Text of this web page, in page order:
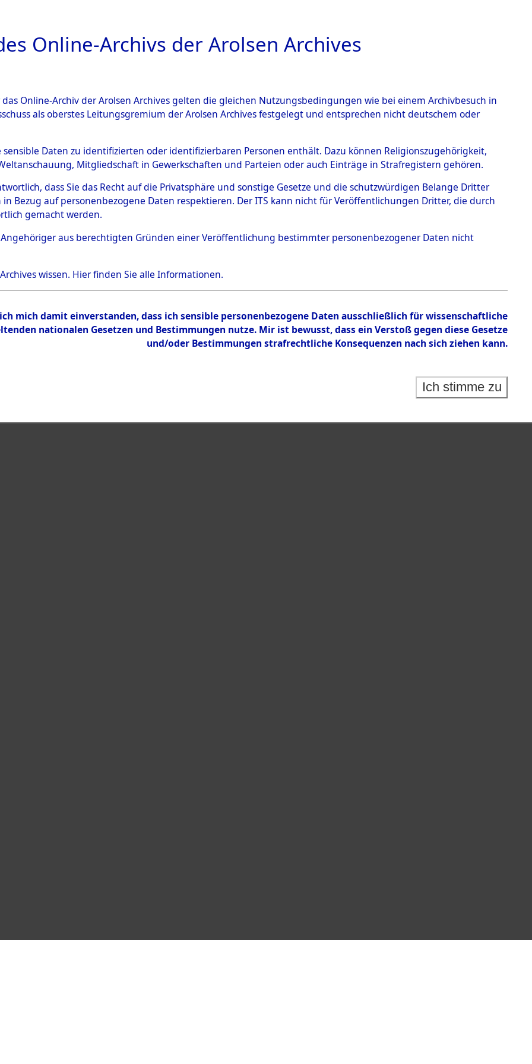
ARCHIVALE ÜBERSICHT BILD
0001 (108004350)
Person CHOJNACKA, BOLESLAWA
Bestand
Online-Archivs der Arolsen Archives
Online-Archiv der Arolsen Archives gelten die gleichen Nutzungsbedingungen wie bei einem Archivbesuch in
als oberstes Leitungsgremium der Arolsen Archives festgelegt und entsprechen nicht deutschem oder
sensible Daten zu identifizierten oder identifizierbaren Personen enthält. Dazu können Religionszugehörigkeit,
Mitgliedschaft in Gewerkschaften und Parteien oder auch Einträge in Strafregistern gehören.
dass Sie das Recht auf die Privatsphäre und sonstige Gesetze und die schutzwürdigen Belange Dritter
Bezug auf personenbezogene Daten respektieren. Der ITS kann nicht für Veröffentlichungen Dritter, die durch
gemacht werden.
Angehöriger aus berechtigten Gründen einer Veröffentlichung bestimmter personenbezogener Daten nicht
wissen. Hierfinden Sie alle Informationen.
mich damit einverstanden, dass ich sensible personenbezogene Daten ausschließlich für wissenschaftliche
nationalen Gesetzen und Bestimmungen nutze. Mir ist bewusst, dass ein Verstoß gegen diese Gesetze
und/oder Bestimmungen strafrechtliche Konsequenzen nach sich ziehen kann.
Ich stimme zu